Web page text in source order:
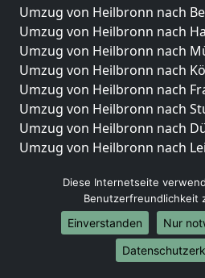
Umzug von Heilbronn nach
Umzug von Heilbronn nach
Umzug von Heilbronn nach
Umzug von Heilbronn nach
Umzug von Heilbronn nach
Umzug von Heilbronn nach
Umzug von Heilbronn nach
Umzug von Heilbronn nach
Umzug von Heilbronn nach
Umzug von Heilbronn nach
Umzug von Heilbronn nach
Umzug von Heilbronn nach
Umzug von Heilbronn nach
Diese Internetseite
Benutzerfreundlichkeit
Einverstanden
Nur